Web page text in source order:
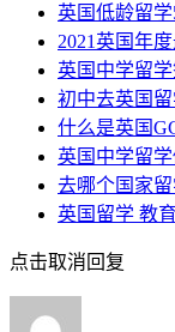
英国低龄留
2021英国年
英国中学留
初中去英国留
什么是英国
英国中学留
去哪个国家
英国留学 教
点击取消回复